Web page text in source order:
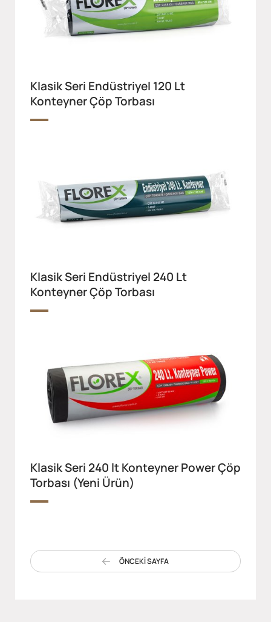
Klasik Seri Endüstriyel 120 Lt
Konteyner Çöp Torbası
Klasik Seri Endüstriyel 240 Lt
Konteyner Çöp Torbası
Klasik Seri 240 lt Konteyner Power Çöp
Torbası (Yeni Ürün)
ÖNCEKİ SAYFA